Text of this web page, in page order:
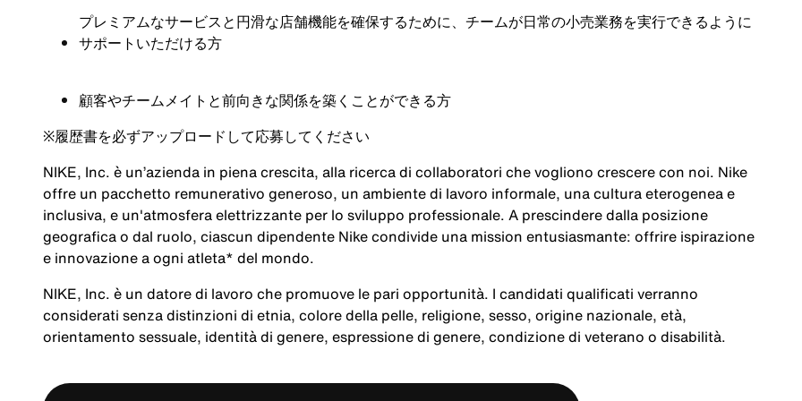
プレミアムなサービスと円滑な店舗機能を確保するために、チームが日常の小売業務を実行できるように
サポートいただける方
顧客やチームメイトと前向きな関係を築くことができる方
※履歴書を必ずアップロードして応募してください
NIKE, Inc. è un’azienda in piena crescita, alla ricerca di collaboratori che vogliono crescere con noi. Nike
offre un pacchetto remunerativo generoso, un ambiente di lavoro informale, una cultura eterogenea e
inclusiva, e un'atmosfera elettrizzante per lo sviluppo professionale. A prescindere dalla posizione
geografica o dal ruolo, ciascun dipendente Nike condivide una mission entusiasmante: offrire ispirazione
e innovazione a ogni atleta* del mondo.
NIKE, Inc. è un datore di lavoro che promuove le pari opportunità. I candidati qualificati verranno
considerati senza distinzioni di etnia, colore della pelle, religione, sesso, origine nazionale, età,
orientamento sessuale, identità di genere, espressione di genere, condizione di veterano o disabilità.